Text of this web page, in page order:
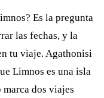
Es la pregunta
las fechas, y la
tu viaje. Agathonisi
Limnos es una isla
dos viajes